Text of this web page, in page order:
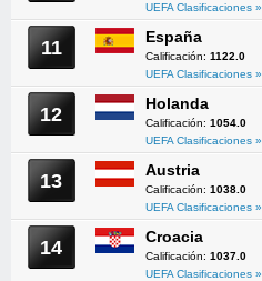
UEFA Clasificaciones »
11 España
Calificación: 1122.0
UEFA Clasificaciones »
12 Holanda
Calificación: 1054.0
UEFA Clasificaciones »
13 Austria
Calificación: 1038.0
UEFA Clasificaciones »
14 Croacia
Calificación: 1037.0
UEFA Clasificaciones »